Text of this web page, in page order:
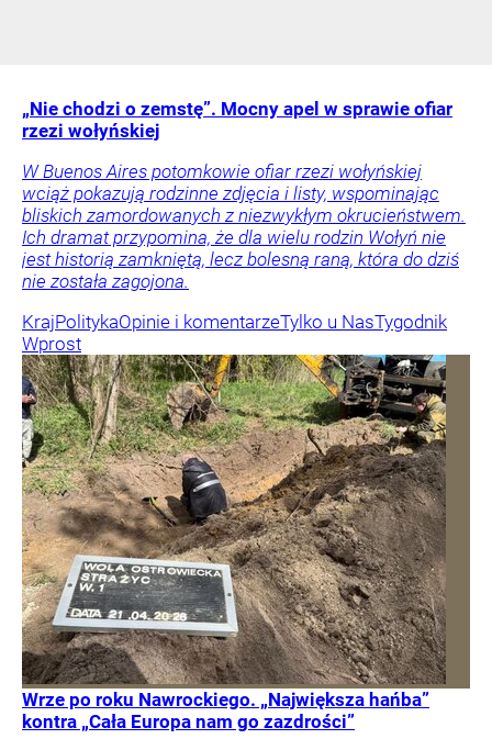
„Nie chodzi o zemstę”. Mocny apel w sprawie ofiar
rzezi wołyńskiej
W Buenos Aires potomkowie ofiar rzezi wołyńskiej
wciąż pokazują rodzinne zdjęcia i listy, wspominając
bliskich zamordowanych z niezwykłym okrucieństwem.
Ich dramat przypomina, że dla wielu rodzin Wołyń nie
jest historią zamkniętą, lecz bolesną raną, która do dziś
nie została zagojona.
KrajPolitykaOpinie i komentarzeTylko u NasTygodnik
Wprost
Wrze po roku Nawrockiego. „Największa hańba”
kontra „Cała Europa nam go zazdrości”